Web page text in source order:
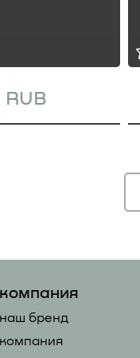
RUB
компания
наш бренд
компания